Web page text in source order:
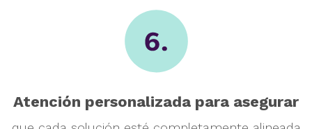
Atención personalizada para asegurar